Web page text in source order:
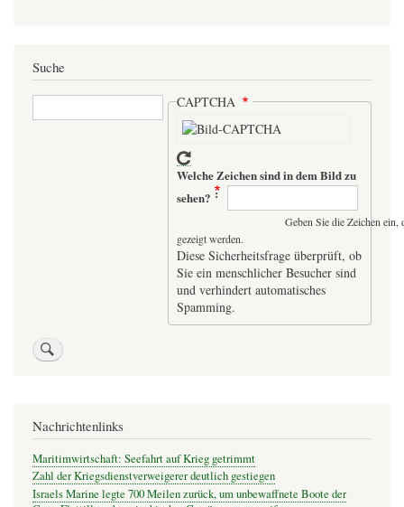
Suche
Suche CAPTCHA
Welche Zeichen sind in dem Bild zu
sehen?
Geben Sie die Zeichen
gezeigt werden.
Diese Sicherheitsfrage überprüft, ob
Sie ein menschlicher Besucher sind
und verhindert automatisches
Spamming.
Nachrichtenlinks
Maritimwirtschaft: Seefahrt auf Krieg getrimmt
Zahl der Kriegsdienstverweigerer deutlich gestiegen
Israels Marine legte 700 Meilen zurück, um unbewaffnete Boote der